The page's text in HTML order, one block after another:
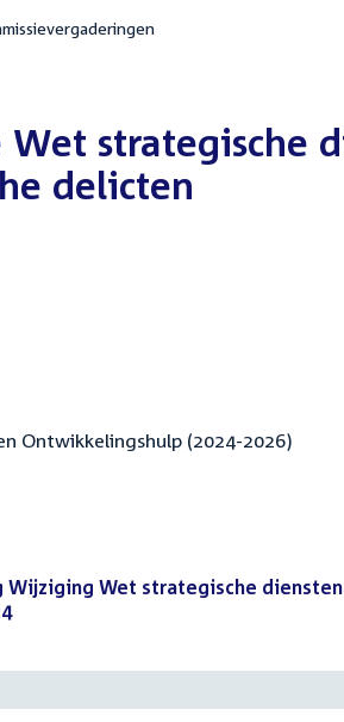
strategische
delicten
Ontwikkelingshulp (2024-2026)
Wijziging Wet strategische
(PDF)